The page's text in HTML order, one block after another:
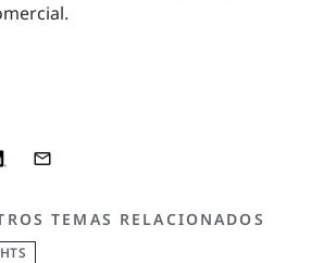
TEMAS RELACIONADOS